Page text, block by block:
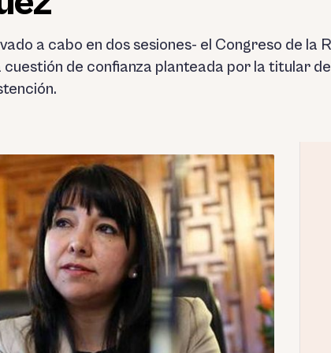
a cabo en dos sesiones- el Congreso de la
de confianza planteada por la titular